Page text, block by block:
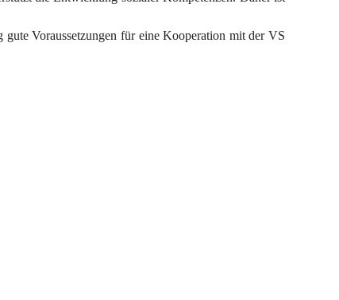
Voraussetzungen für eine Kooperation mit der VS